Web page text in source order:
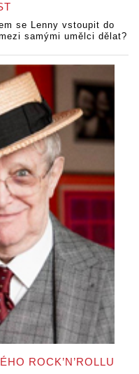
se Lenny vstoupit do
samými umělci dělat?
ROCK’N’ROLLU